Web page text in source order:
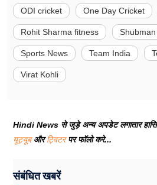
ODI cricket One Day Cricket
Rohit Sharma fitness
Sports News Team India
Virat Kohli
Hindi News से जुड़े अन्य अपडेट लगातार
यूट्यूबऔरट्विटरपर फॉलो करे...
संबंधित खबरें